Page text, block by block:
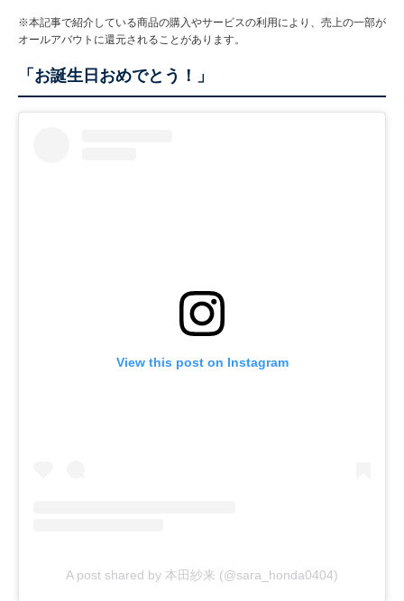
※本記事で紹介している商品の購入やサービスの利用により、売上の一部が
オールアバウトに還元されることがあります。
「お誕生日おめでとう！」
View this post on Instagram
A post shared by 本田紗来 (@sara_honda0404)